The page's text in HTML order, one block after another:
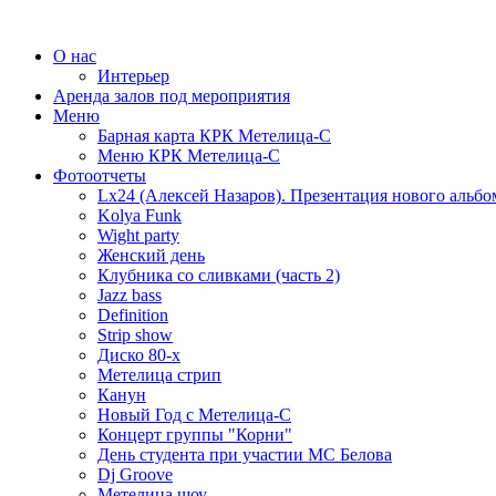
О нас
Интерьер
Аренда залов под мероприятия
Меню
Барная карта КРК Метелица-С
Меню КРК Метелица-С
Фотоотчеты
Lx24 (Алексей Назаров). Презентация нового
Kolya Funk
Wight party
Женский день
Клубника со сливками (часть 2)
Jazz bass
Definition
Strip show
Диско 80-х
Метелица стрип
Канун
Новый Год с Метелица-С
Концерт группы "Корни"
День студента при участии МС Белова
Dj Groove